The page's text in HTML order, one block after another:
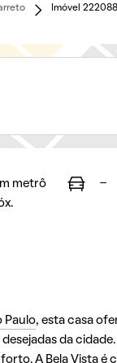
Imóvel
metrô
-
Paulo, esta casa
da
A Bela Vistaé